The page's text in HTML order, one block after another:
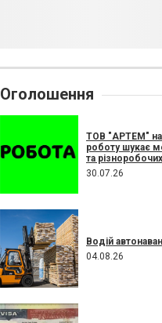
Оголошення
ТОВ "АРТЕМ" на
роботу шукає
та
30.07.26
Водій
04.08.26